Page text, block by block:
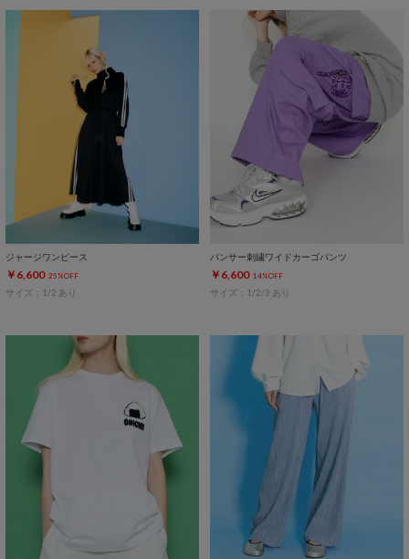
ジャージワンピース
￥6,600 25%OFF
サイズ：1/2 あり
パンサー刺繍ワイドカーゴパンツ
￥6,600 14%OFF
サイズ：1/2/3 あり